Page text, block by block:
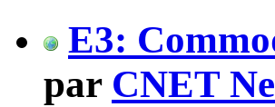
E3:
par CNET